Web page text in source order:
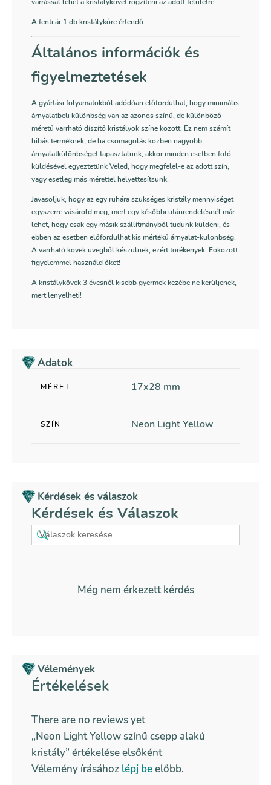
A fenti ár 1 db kristálykőre értendő.
Általános információk és
figyelmeztetések
A gyártási folyamatokból adódóan előfordulhat, hogy minimális
árnyalatbeli különbség van az azonos színű, de különböző
méretű varrható díszítő kristályok színe között. Ez nem számít
hibás terméknek, de ha csomagolás közben nagyobb
árnyalatkülönbséget tapasztalunk, akkor minden esetben fotó
küldésével egyeztetünk Veled, hogy megfelel-e az adott szín,
vagy esetleg más mérettel helyettesítsünk.
Javasoljuk, hogy az egy ruhára szükséges kristály mennyiséget
egyszerre vásárold meg, mert egy későbbi utánrendelésnél már
lehet, hogy csak egy másik szállítmányból tudunk küldeni, és
ebben az esetben előfordulhat kis mértékű árnyalat-különbség.
A varrható kövek üvegből készülnek, ezért törékenyek. Fokozott
figyelemmel használd őket!
A kristálykövek 3 évesnél kisebb gyermek kezébe ne kerüljenek,
mert lenyelheti!
Adatok
MÉRET 17x28 mm
SZÍN Neon Light Yellow
Kérdések és válaszok
Kérdések és Válaszok
Még nem érkezett kérdés
Vélemények
Értékelések
There are no reviews yet
„Neon Light Yellow színű csepp alakú
kristály” értékelése elsőként
Vélemény írásához lépj beelőbb.